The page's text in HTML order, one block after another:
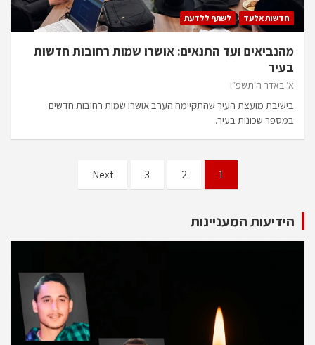
חדשות אלעד לשתף ללדעת
מהנביאים ועד התנאים: אושרו שמות רחובות חדשות
בעיר
א׳ באדר ה׳תשפ״ו
בישיבת מועצת העיר שהתקיימה הערב אושרו שמות רחובות חדשים
במספר שכונות בעיר.
pagination
1
2
3
Next
הידיעות המעניינות